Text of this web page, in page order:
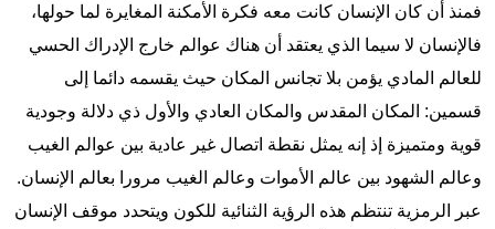
فمنذ أن كان الإنسان كانت معه فكرة الأمكنة المغايرة لما حولها،
فالإنسان لا سيما الذي يعتقد أن هناك عوالم خارج الإدراك الحسي
للعالم المادي يؤمن بلا تجانس المكان حيث يقسمه دائما إلى
قسمين: المكان المقدس والمكان العادي والأول ذي دلالة وجودية
قوية ومتميزة إذ إنه يمثل نقطة اتصال غير عادية بين عوالم الغيب
وعالم الشهود بين عالم الأموات وعالم الغيب مرورا بعالم الإنسان.
عبر الرمزية تنتظم هذه الرؤية الثنائية للكون ويتحدد موقف الإنسان